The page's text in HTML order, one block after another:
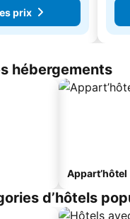
prix
hébergements
Appart’hôtel
d’hôtels